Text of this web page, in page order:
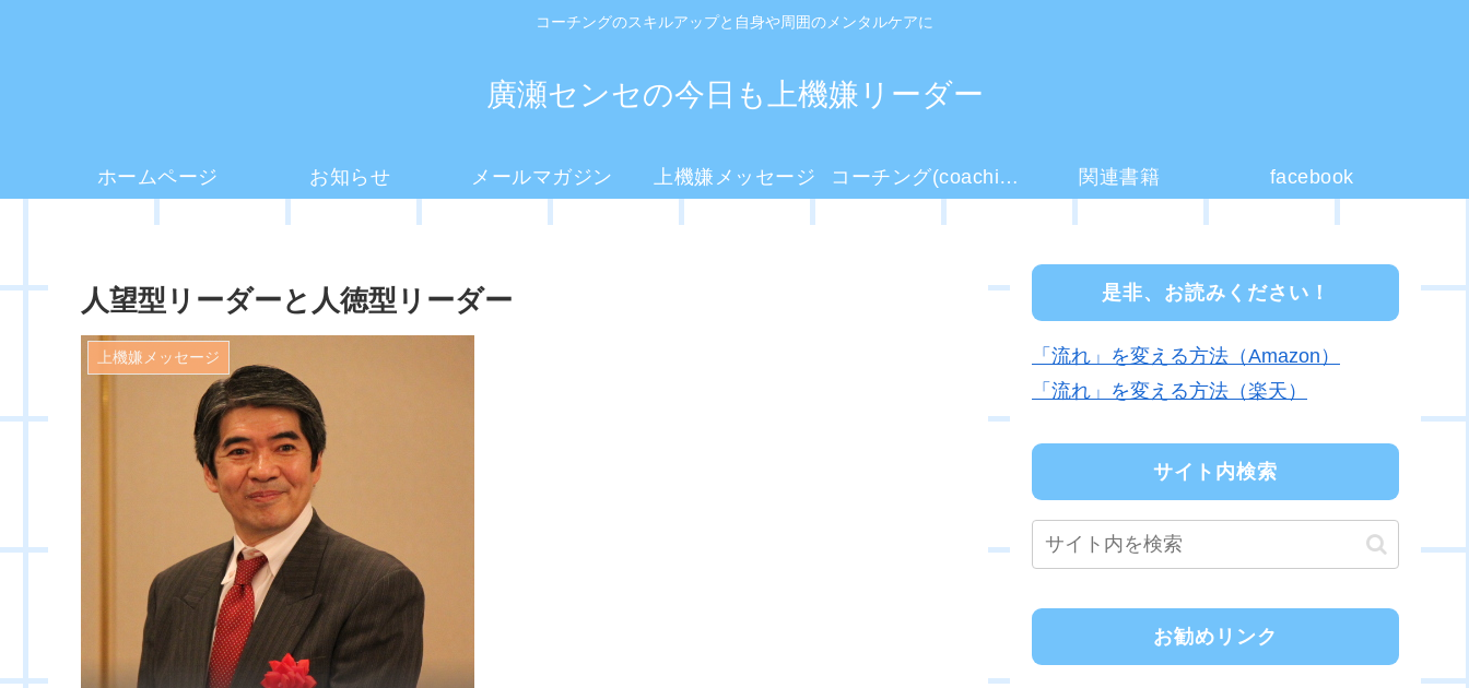
コーチングのスキルアップと自身や周囲のメンタルケアに
廣瀬センセの今日も上機嫌リーダー
ホームページ お知らせ メールマガジン 上機嫌メッセージ コーチング(coaching)とは？ 関連書籍 facebook
人望型リーダーと人徳型リーダー
上機嫌メッセージ
是非、お読みください！
「流れ」を変える方法（Amazon）
「流れ」を変える方法（楽天）
サイト内検索
お勧めリンク